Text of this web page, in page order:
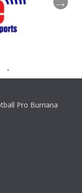
Pro Burriana